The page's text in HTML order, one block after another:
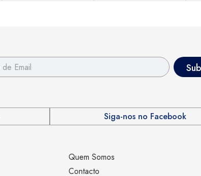
Siga-nos no Facebook
Quem Somos
Contacto